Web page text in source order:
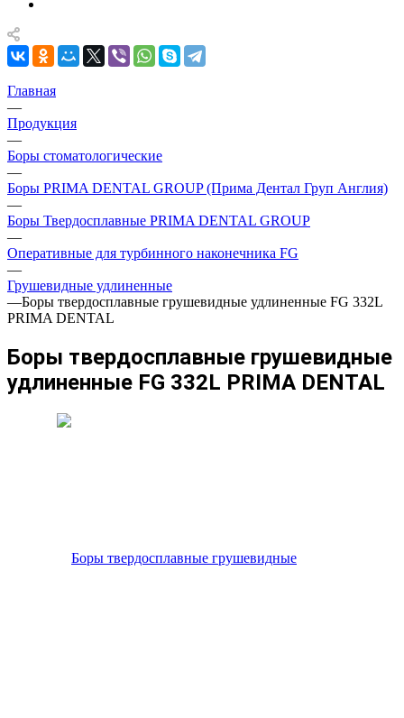
Главная
—
Продукция
—
Боры стоматологические
—
Боры PRIMA DENTAL GROUP (Прима Дентал Груп Англия)
—
Боры Твердосплавные PRIMA DENTAL GROUP
—
Оперативные для турбинного наконечника FG
—
Грушевидные удлиненные
—Боры твердосплавные грушевидные удлиненные FG 332L
PRIMA DENTAL
Боры твердосплавные грушевидные
удлиненные FG 332L PRIMA DENTAL